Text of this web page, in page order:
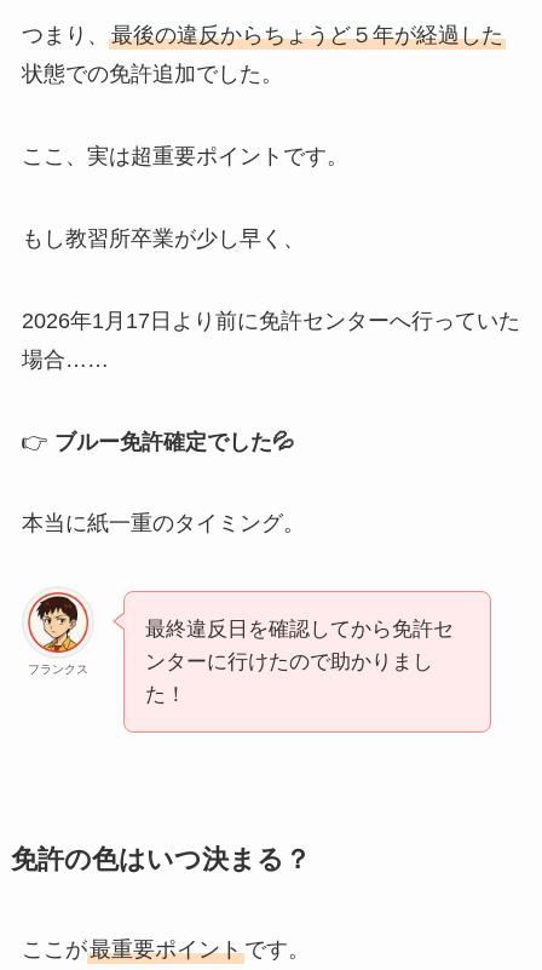
つまり、 最後の違反からちょうど５年が経過した
状態での免許追加でした。
ここ、実は超重要ポイントです。
もし教習所卒業が少し早く、
2026年1月17日より前に免許センターへ行っていた
場合……
👉 ブルー免許確定でした💦
本当に紙一重のタイミング。
フランクス
最終違反日を確認してから免許セ
ンターに行けたので助かりまし
た！
免許の色はいつ決まる？
ここが最重要ポイントです。